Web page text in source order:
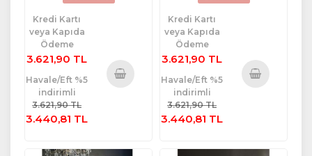
Kredi Kartı
veya Kapıda
Ödeme
3.621,90 TL
Havale/Eft %5
indirimli
3.621,90 TL
3.440,81 TL
Kredi Kartı
veya Kapıda
Ödeme
3.621,90 TL
Havale/Eft %5
indirimli
3.621,90 TL
3.440,81 TL